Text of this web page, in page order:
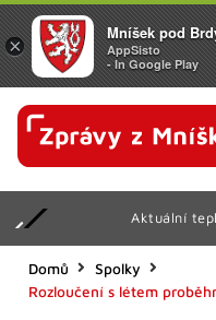
Aktuální
Domů
Spolky
Rozloučení s létem
×
Mníšek pod
AppSisto
- In Google Play